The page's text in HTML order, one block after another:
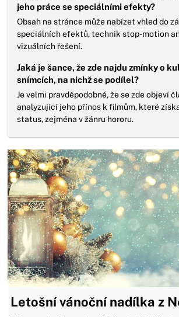
jeho práce se speciálními efekty?
Obsah na stránce může nabízet vhled do
speciálních efektů, technik stop-motion
vizuálních řešení.
Jaká je šance, že zde najdu zmínky o
snímcích, na nichž se podílel?
Je velmi pravděpodobné, že se zde objeví
analyzující jeho přínos k filmům, které
status, zejména v žánru hororu.
Letošní vánoční nadílka z